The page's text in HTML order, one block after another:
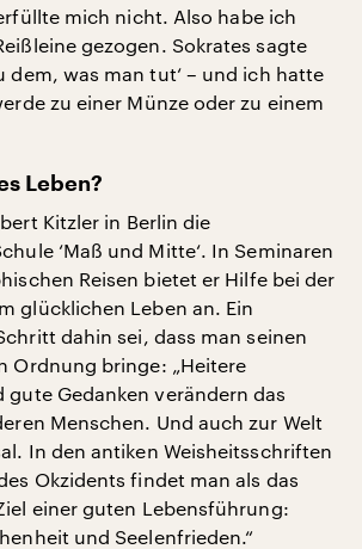
mich nicht. Also habe ich
gezogen. Sokrates sagte
dem, was man tut‘ – und ich hatte
zu einer Münze oder zu einem
Leben?
Kitzler in Berlin die
‘Maß und Mitte‘. In Seminaren
Reisen bietet er Hilfe bei der
glücklichen Leben an. Ein
dahin sei, dass man seinen
Ordnung bringe: „Heitere
gute Gedanken verändern das
Menschen. Und auch zur Welt
In den antiken Weisheitsschriften
Okzidents findet man als das
einer guten Lebensführung:
und Seelenfrieden.“